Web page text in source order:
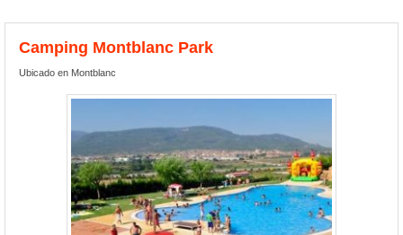
Camping Montblanc Park
Ubicado en Montblanc